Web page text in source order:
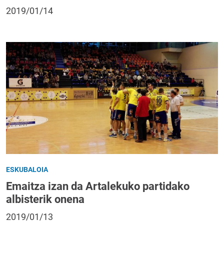
2019/01/14
ESKUBALOIA
Emaitza izan da Artalekuko partidako
albisterik onena
2019/01/13